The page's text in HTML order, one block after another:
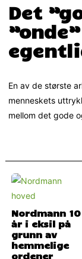
Det
En av de største
menneskets
mellom det gode
Nordmann 10
år i eksil på
grunn av
hemmelige
ordener